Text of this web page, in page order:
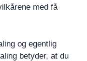
med få
og egentlig
betyder, at du